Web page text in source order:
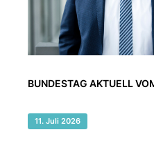
BUNDESTAG AKTUELL
11. Juli 2026